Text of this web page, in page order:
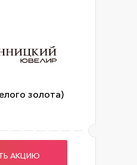
золота)
АКЦИЮ